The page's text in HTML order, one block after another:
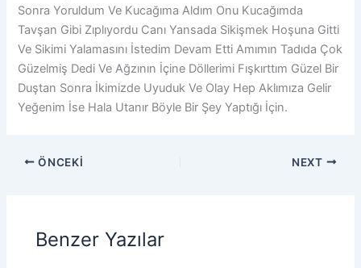
Sonra Yoruldum Ve Kucağıma Aldım Onu Kucağımda
Tavşan Gibi Zıplıyordu Canı Yansada Sikişmek Hoşuna Gitti
Ve Sikimi Yalamasını İstedim Devam Etti Amımın Tadıda Çok
Güzelmiş Dedi Ve Ağzının İçine Döllerimi Fışkırttım Güzel Bir
Duştan Sonra İkimizde Uyuduk Ve Olay Hep Aklımıza Gelir
Yeğenim İse Hala Utanır Böyle Bir Şey Yaptığı İçin.
ÖNCEKI NEXT
Benzer Yazılar